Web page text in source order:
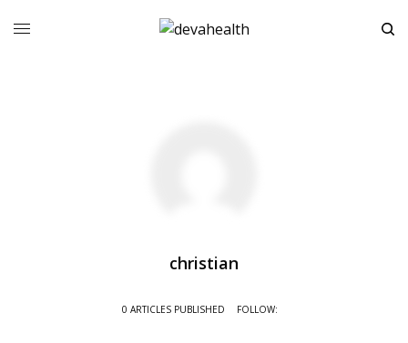
christian
0 ARTICLES PUBLISHED FOLLOW: